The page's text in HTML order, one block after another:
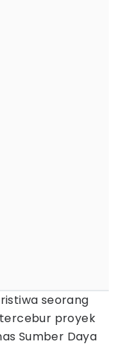
seorang
proyek
Sumber Daya